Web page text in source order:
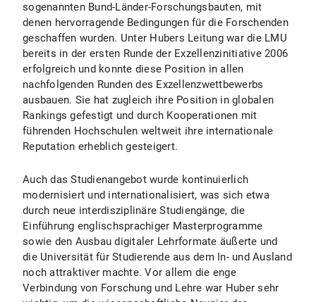
sogenannten Bund-Länder-Forschungsbauten, mit
denen hervorragende Bedingungen für die Forschenden
geschaffen wurden. Unter Hubers Leitung war die LMU
bereits in der ersten Runde der Exzellenzinitiative 2006
erfolgreich und konnte diese Position in allen
nachfolgenden Runden des Exzellenzwettbewerbs
ausbauen. Sie hat zugleich ihre Position in globalen
Rankings gefestigt und durch Kooperationen mit
führenden Hochschulen weltweit ihre internationale
Reputation erheblich gesteigert.
Auch das Studienangebot wurde kontinuierlich
modernisiert und internationalisiert, was sich etwa
durch neue interdisziplinäre Studiengänge, die
Einführung englischsprachiger Masterprogramme
sowie den Ausbau digitaler Lehrformate äußerte und
die Universität für Studierende aus dem In- und Ausland
noch attraktiver machte. Vor allem die enge
Verbindung von Forschung und Lehre war Huber sehr